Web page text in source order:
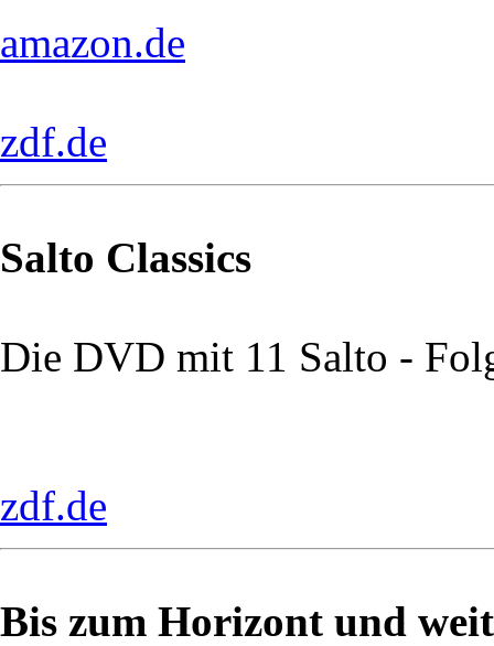
amazon.de
zdf.de
Salto Classics
Die DVD mit 11 Salto -
zdf.de
Bis zum Horizont und